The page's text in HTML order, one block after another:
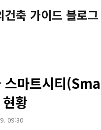
건축 가이드 블로그
스마트시티
황
09:30